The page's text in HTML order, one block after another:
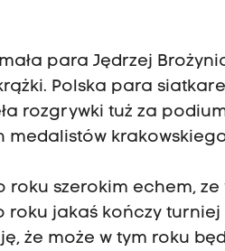
para Jędrzej
Polska para
rozgrywki tuż za
szerokim echem,
jakaś kończy turniej
że może w tym roku